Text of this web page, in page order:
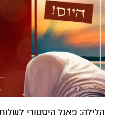
הלילה: פאנל היסטורי